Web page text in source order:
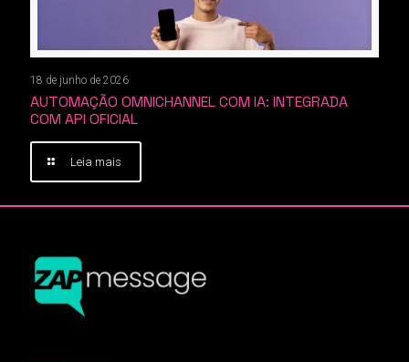
18 de junho de 2026
AUTOMAÇÃO OMNICHANNEL COM IA: INTEGRADA
COM API OFICIAL
Leia mais